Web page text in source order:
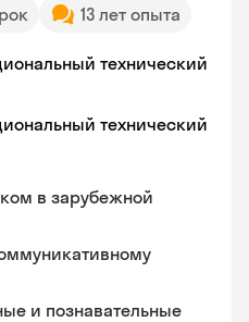
13 лет опыта
технический
технический
в зарубежной
и познавательные